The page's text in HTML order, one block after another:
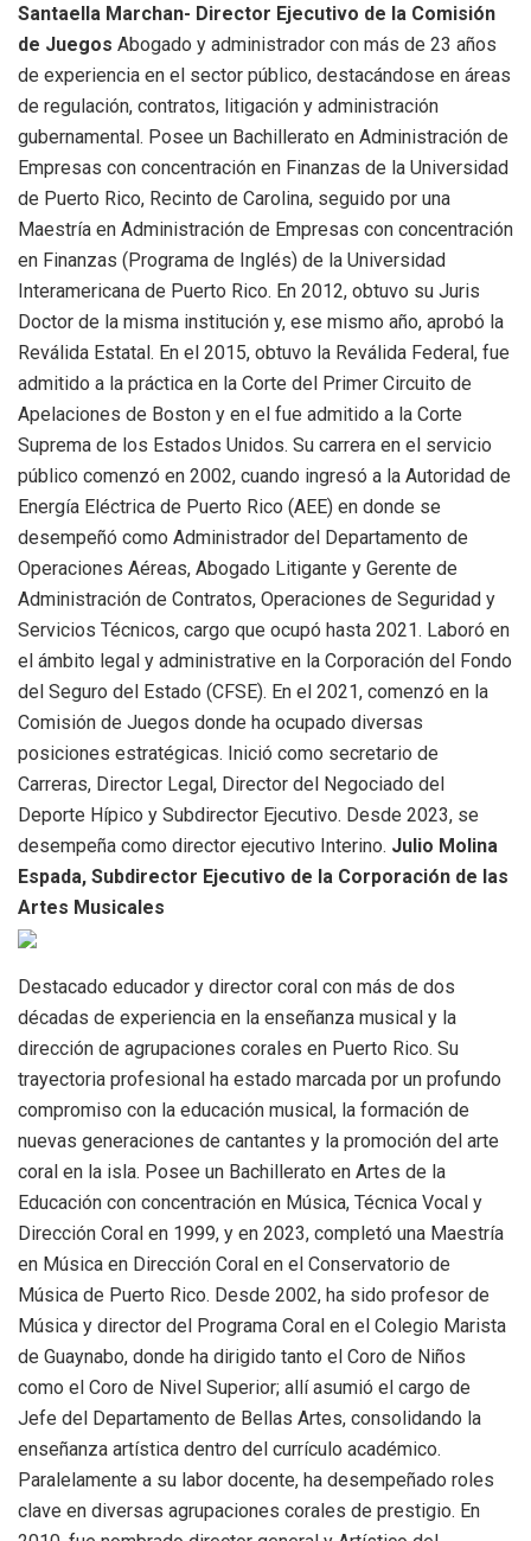
Santaella Marchan- Director Ejecutivo de la Comisión
de Juegos Abogado y administrador con más de 23 años
de experiencia en el sector público, destacándose en áreas
de regulación, contratos, litigación y administración
gubernamental. Posee un Bachillerato en Administración de
Empresas con concentración en Finanzas de la Universidad
de Puerto Rico, Recinto de Carolina, seguido por una
Maestría en Administración de Empresas con concentración
en Finanzas (Programa de Inglés) de la Universidad
Interamericana de Puerto Rico. En 2012, obtuvo su Juris
Doctor de la misma institución y, ese mismo año, aprobó la
Reválida Estatal. En el 2015, obtuvo la Reválida Federal, fue
admitido a la práctica en la Corte del Primer Circuito de
Apelaciones de Boston y en el fue admitido a la Corte
Suprema de los Estados Unidos. Su carrera en el servicio
público comenzó en 2002, cuando ingresó a la Autoridad de
Energía Eléctrica de Puerto Rico (AEE) en donde se
desempeñó como Administrador del Departamento de
Operaciones Aéreas, Abogado Litigante y Gerente de
Administración de Contratos, Operaciones de Seguridad y
Servicios Técnicos, cargo que ocupó hasta 2021. Laboró en
el ámbito legal y administrative en la Corporación del Fondo
del Seguro del Estado (CFSE). En el 2021, comenzó en la
Comisión de Juegos donde ha ocupado diversas
posiciones estratégicas. Inició como secretario de
Carreras, Director Legal, Director del Negociado del
Deporte Hípico y Subdirector Ejecutivo. Desde 2023, se
desempeña como director ejecutivo Interino. Julio Molina
Espada, Subdirector Ejecutivo de la Corporación de las
Artes Musicales
Destacado educador y director coral con más de dos
décadas de experiencia en la enseñanza musical y la
dirección de agrupaciones corales en Puerto Rico. Su
trayectoria profesional ha estado marcada por un profundo
compromiso con la educación musical, la formación de
nuevas generaciones de cantantes y la promoción del arte
coral en la isla. Posee un Bachillerato en Artes de la
Educación con concentración en Música, Técnica Vocal y
Dirección Coral en 1999, y en 2023, completó una Maestría
en Música en Dirección Coral en el Conservatorio de
Música de Puerto Rico. Desde 2002, ha sido profesor de
Música y director del Programa Coral en el Colegio Marista
de Guaynabo, donde ha dirigido tanto el Coro de Niños
como el Coro de Nivel Superior; allí asumió el cargo de
Jefe del Departamento de Bellas Artes, consolidando la
enseñanza artística dentro del currículo académico.
Paralelamente a su labor docente, ha desempeñado roles
clave en diversas agrupaciones corales de prestigio. En